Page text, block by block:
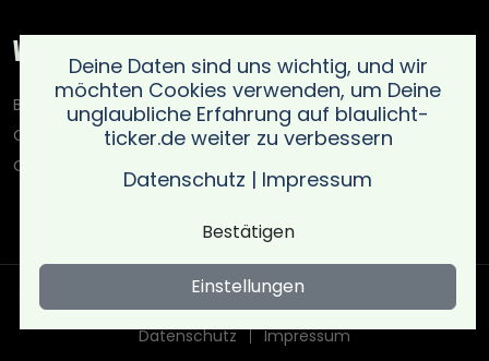
Weitere Portale
Blaulicht-Ticker.de
Oberlausitz.holiday
OnlinedatingKompass.de
Copyright © Blaulicht Ticker 2026 .Ein Service der 021 Media
UG (haftungsbeschränkt). All rights reserved
Datenschutz
Impressum
Deine Daten sind uns wichtig, und wir
möchten Cookies verwenden, um Deine
unglaubliche Erfahrung auf blaulicht-
ticker.de weiter zu verbessern
Datenschutz | Impressum
Bestätigen
Einstellungen